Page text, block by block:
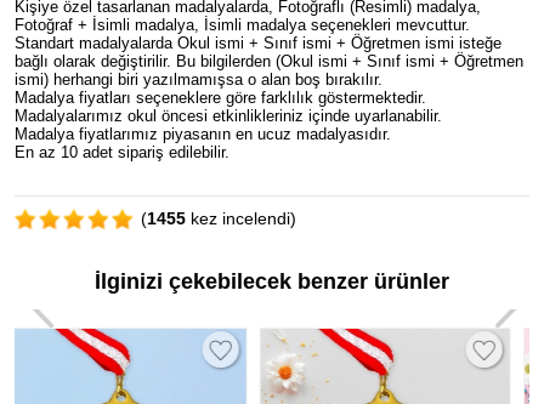
Kişiye özel tasarlanan madalyalarda, Fotoğraflı (Resimli) madalya,
Fotoğraf + İsimli madalya, İsimli madalya seçenekleri mevcuttur.
Standart madalyalarda Okul ismi + Sınıf ismi + Öğretmen ismi isteğe
bağlı olarak değiştirilir. Bu bilgilerden (Okul ismi + Sınıf ismi + Öğretmen
ismi) herhangi biri yazılmamışsa o alan boş bırakılır.
Madalya fiyatları seçeneklere göre farklılık göstermektedir.
Madalyalarımız okul öncesi etkinlikleriniz içinde uyarlanabilir.
Madalya fiyatlarımız piyasanın en ucuz madalyasıdır.
En az 10 adet sipariş edilebilir.
(1455 kez incelendi)
İlginizi çekebilecek benzer ürünler